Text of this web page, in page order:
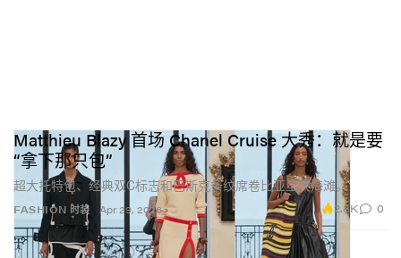
FASHION 时装
Matthieu Blazy 首场 Chanel Cruise 大秀：就是要
“拿下那只包”
超大托特包、经典双C标志和巴斯克条纹席卷比亚里茨海滩。
Apr 29, 2026 2.8K 0